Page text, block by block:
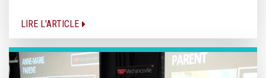
LIRE L'ARTICLE